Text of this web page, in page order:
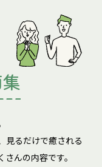
見るだけで癒される
んの内容です。